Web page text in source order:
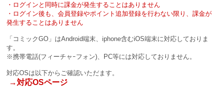
・ログインと同時に課金が発生することはありません
・ログイン後も、会員登録やポイント追加登録を行わない限り、課金が
発生することはありません
「コミックGO」はAndroid端末、iphone含むiOS端末に対応しておりま
す。
※携帯電話(フィーチャｰフォン)、PC等には対応しておりません。
対応OSは以下からご確認いただます。
→対応OSページ